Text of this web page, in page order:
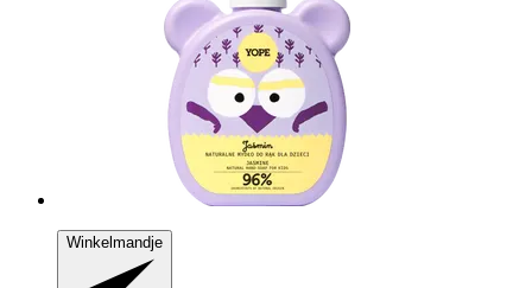
Winkelmandje